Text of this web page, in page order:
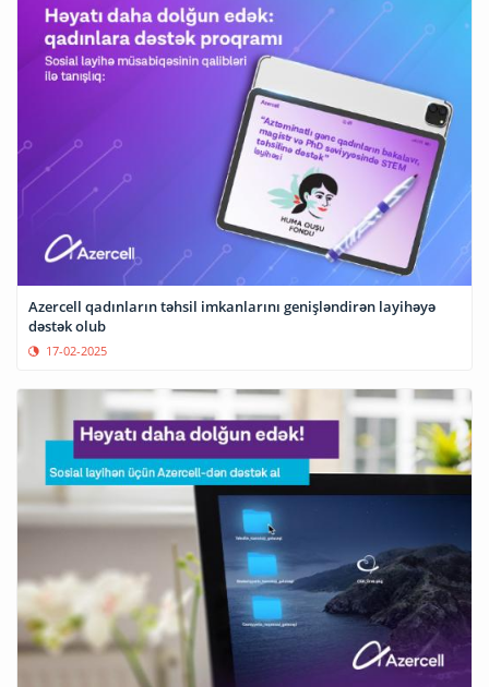
Azercell qadınların təhsil imkanlarını genişləndirən layihəyə
dəstək olub
17-02-2025